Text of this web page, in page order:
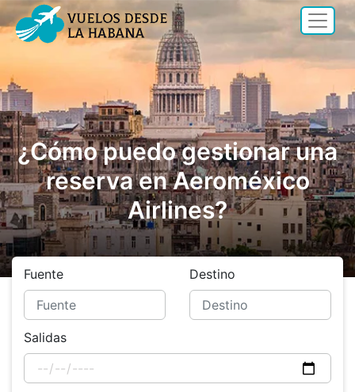
¿Cómo puedo gestionar una
reserva en Aeroméxico
Airlines?
Fuente Destino
Salidas